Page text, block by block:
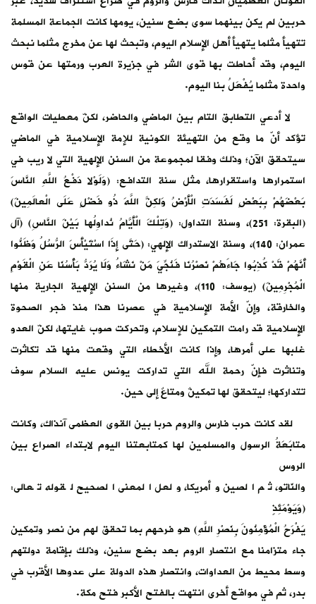
حربين لم يكن بينهما سوى بضع سنين، يومها كانت الجماعة المسلمة
تتهيأ مثلما يتهيأ أهل الإسلام اليوم، وتبحث لها عن مخرج مثلما نبحث
اليوم، وقد أحاطت بها قوى الشر في جزيرة العرب ورمتها عن قوس
واحدة مثلما يُفْعَلُ بنا اليوم.
لا أدعي التطابق التام بين الماضي والحاضر، لكنّ معطيات الواقع
تؤكد أنّ ما وقع من التهيئة الكونية للإمة الإسلامية في الماضي
سيتحقق الآن؛ وذلك وفقا لمجموعة من السنن الإلهية التي لا ريب في
استمرارها واستقرارها، مثل سنة التدافع: (وَلَوْلا دَفْعُ اللَّهِ النَّاسَ
بَعْضَهُمْ بِبَعْضٍ لَفَسَدَتِ الْأَرْضُ وَلكِنَّ اللَّهَ ذُو فَضْلٍ عَلَى الْعالَمِينَ)
(البقرة: 251)، وسنة التداول: (وَتِلْكَ الْأَيَّامُ نُداوِلُها بَيْنَ النَّاسِ) (آل
عمران: 140)، وسنة الاستدراك الإلهي: (حَتَّى إِذَا اسْتَيْأَسَ الرُّسُلُ وَظَنُّوا
أَنَّهُمْ قَدْ كُذِبُوا جَاءَهُمْ نَصْرُنَا فَنُجِّيَ مَنْ نَشَاءُ وَلَا يُرَدُّ بَأْسُنَا عَنِ الْقَوْمِ
الْمُجْرِمِينَ) (يوسف: 110)، وغيرها من السنن الإلهية الجارية منها
والخارقة، وإنّ الأمة الإسلامية في عصرنا هذا منذ فجر الصحوة
الإسلامية قد رامت التمكين للإسلام، وتحركت صوب غايتها، لكنّ العدو
غلبها على أمرها، وإذا كانت الأخطاء التي وقعت منها قد تكاثرت
وتناثرت فإنّ رحمة الله التي تداركت يونس عليه السلام سوف
تتداركها؛ ليتحقق لها تمكينٌ ومتاعٌ إلى حين.
لقد كانت حرب فارس والروم حربا بين القوى العظمى آنذاك، وكانت
متابَعَةُ الرسول والمسلمين لها كمتابعتنا اليوم لابتداء الصراع بين
الروس
والنّاتو، ثم الصين وأمريكا، ولعل المعنى الصحيح لقوله تعالى:
(وَيَوْمَئِذٍ
يَفْرَحُ الْمُؤْمِنُونَ بِنَصْرِ اللَّهِ) هو فرحهم بما تحقق لهم من نصر وتمكين
جاء متزامنا مع انتصار الروم بعد بضع سنين، وذلك بإقامة دولتهم
وسط محيط من العداوات، وانتصار هذه الدولة على عدوها الأقرب في
بدر، ثم في مواقع أخرى انتهت بالفتح الأكبر فتح مكة.